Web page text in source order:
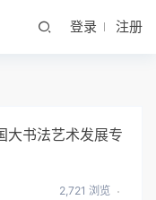
登录 注册
大书法艺术发展专
2,721 浏览